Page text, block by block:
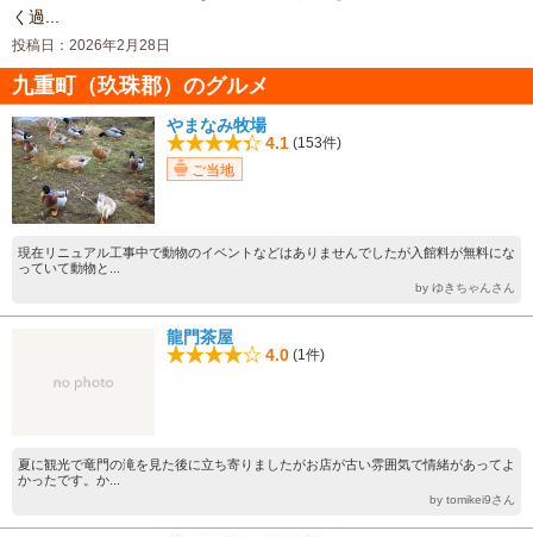
く過...
投稿日：2026年2月28日
九重町（玖珠郡）のグルメ
やまなみ牧場
4.1 (153件)
ご当地
現在リニュアル工事中で動物のイベントなどはありませんでしたが入館料が無料にな
っていて動物と...
by ゆきちゃんさん
龍門茶屋
4.0 (1件)
夏に観光で竜門の滝を見た後に立ち寄りましたがお店が古い雰囲気で情緒があってよ
かったです。か...
by tomikei9さん